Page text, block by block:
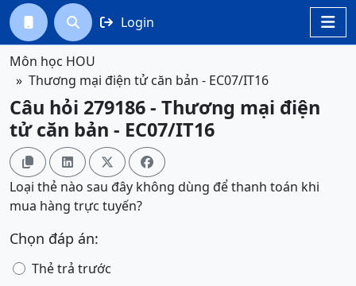

  Login
Môn học HOU
Thương mại điện tử căn bản - EC07/IT16
Câu hỏi 279186 - Thương mại điện
tử căn bản - EC07/IT16
   
Loại thẻ nào sau đây không dùng để thanh toán khi
mua hàng trực tuyến?
Chọn đáp án:
Thẻ trả trước